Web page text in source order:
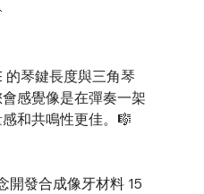
的琴鍵長度與三角琴
感覺像是在彈奏一架
和共鳴性更佳。🎼
開發合成像牙材料 15